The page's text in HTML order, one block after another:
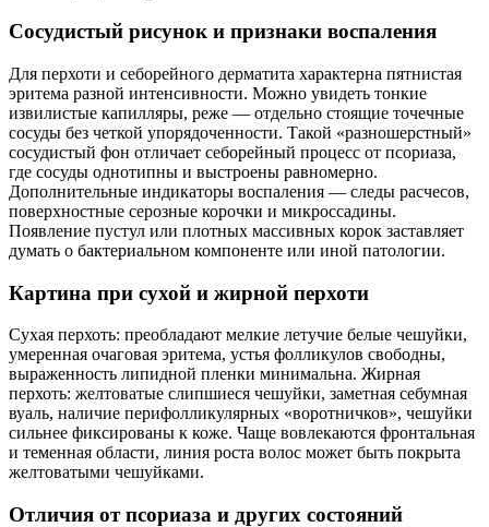
Сосудистый рисунок и признаки воспаления
Для перхоти и себорейного дерматита характерна пятнистая
эритема разной интенсивности. Можно увидеть тонкие
извилистые капилляры, реже — отдельно стоящие точечные
сосуды без четкой упорядоченности. Такой «разношерстный»
сосудистый фон отличает себорейный процесс от псориаза,
где сосуды однотипны и выстроены равномерно.
Дополнительные индикаторы воспаления — следы расчесов,
поверхностные серозные корочки и микроссадины.
Появление пустул или плотных массивных корок заставляет
думать о бактериальном компоненте или иной патологии.
Картина при сухой и жирной перхоти
Сухая перхоть: преобладают мелкие летучие белые чешуйки,
умеренная очаговая эритема, устья фолликулов свободны,
выраженность липидной пленки минимальна. Жирная
перхоть: желтоватые слипшиеся чешуйки, заметная себумная
вуаль, наличие перифолликулярных «воротничков», чешуйки
сильнее фиксированы к коже. Чаще вовлекаются фронтальная
и теменная области, линия роста волос может быть покрыта
желтоватыми чешуйками.
Отличия от псориаза и других состояний